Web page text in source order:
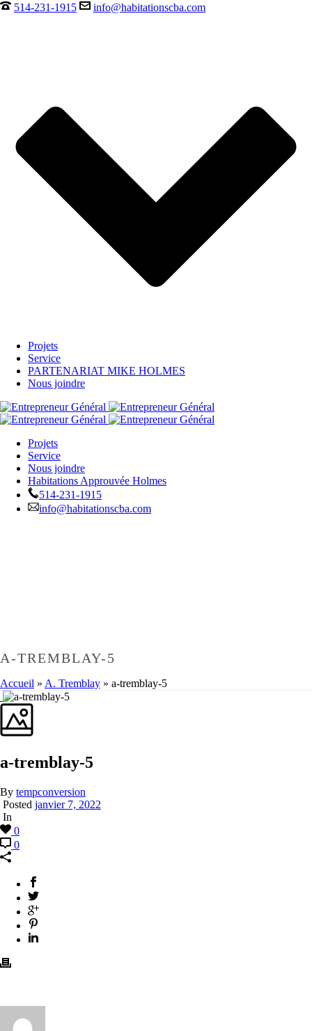
514-231-1915 info@habitationscba.com
Projets
Service
PARTENARIAT MIKE HOLMES
Nous joindre
Projets
Service
Nous joindre
Habitations Approuvée Holmes
514-231-1915
info@habitationscba.com
A-TREMBLAY-5
Accueil » A. Tremblay » a-tremblay-5
a-tremblay-5
By tempconversion
Posted janvier 7, 2022
In
0
0